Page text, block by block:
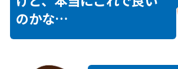
のかな…